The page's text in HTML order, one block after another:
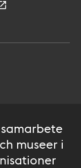
museer i